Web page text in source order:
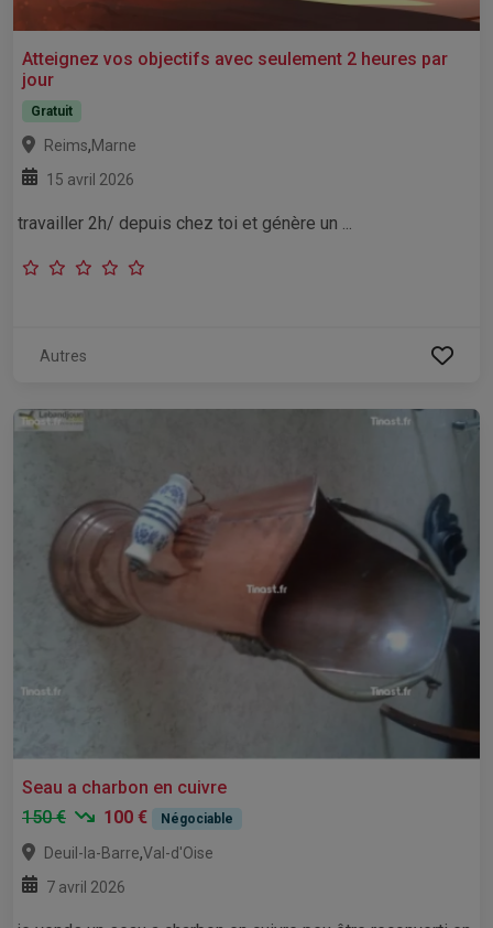
Atteignez vos objectifs avec seulement 2 heures par
jour
Gratuit
Reims,Marne
15 avril 2026
travailler 2h/ depuis chez toi et génère un ...
Autres
Seau a charbon en cuivre
150 €
100 € Négociable
Deuil-la-Barre,Val-d'Oise
7 avril 2026